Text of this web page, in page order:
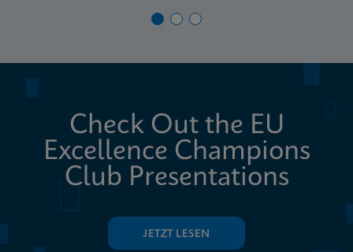
Check Out the EU
Excellence Champions
Club Presentations
JETZT LESEN